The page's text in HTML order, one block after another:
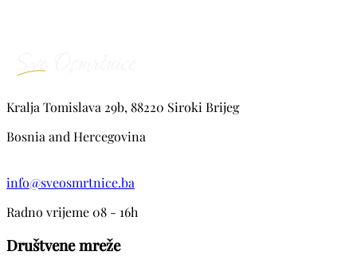
Kralja Tomislava 29b, 88220 Siroki Brijeg
Bosnia and Hercegovina
info@sveosmrtnice.ba
Radno vrijeme 08 - 16h
Društvene mreže